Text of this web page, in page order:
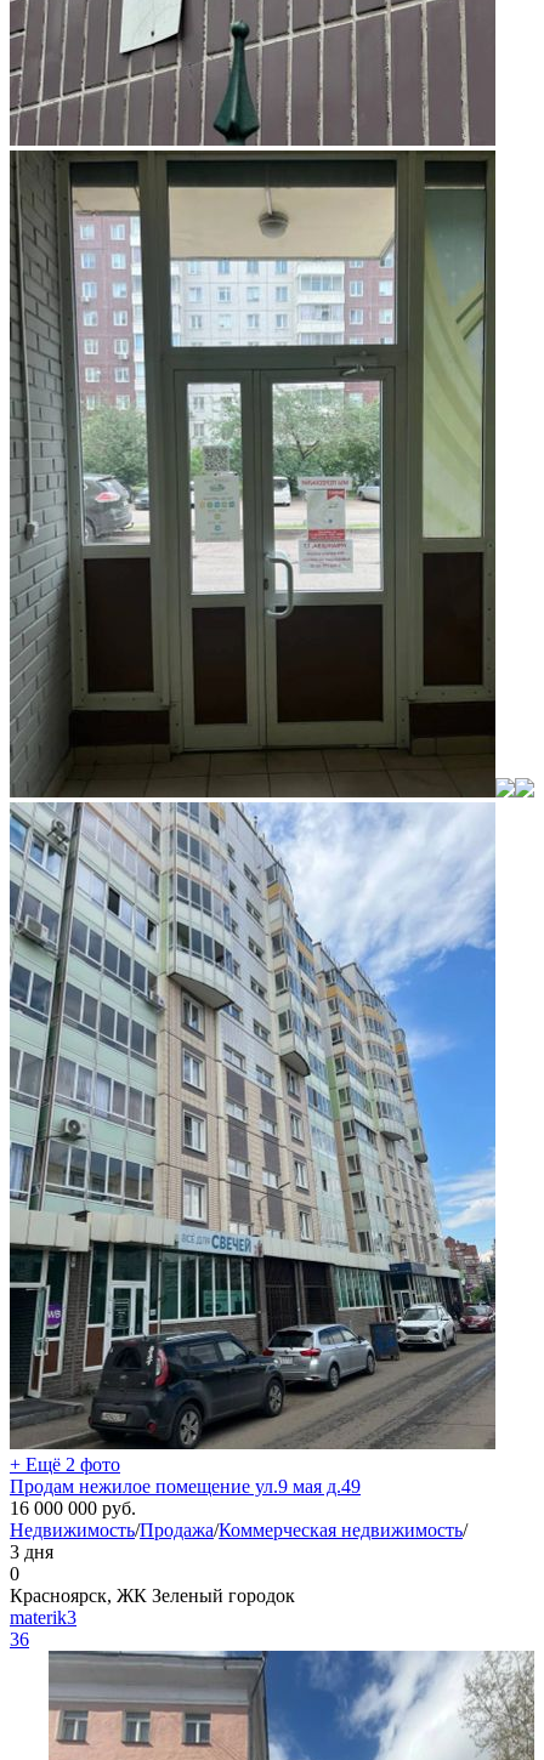
+ Ещё 2 фото
Продам нежилое помещение ул.9 мая д.49
16 000 000 руб.
Недвижимость/Продажа/Коммерческая недвижимость/
3 дня
0
Красноярск, ЖК Зеленый городок
materik3
36